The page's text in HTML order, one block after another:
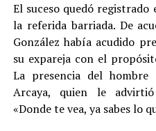
El suceso quedó registrado
la referida barriada. De
González había acudido
su expareja con el
La presencia del
Arcaya, quien le
«Donde te vea, ya sabes lo